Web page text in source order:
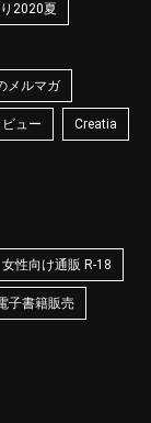
2020夏
メルマガ
ュー Creatia
女性向け通販 R-18
子書籍販売